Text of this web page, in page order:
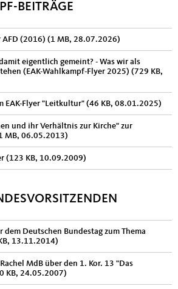
BEITRÄGE
AFD (2016) (1 MB, 28.07.2026)
eigentlich gemeint? - Was wir als
(EAK-Wahlkampf-Flyer 2025) (729 KB,
EAK-Flyer "Leitkultur" (46 KB, 08.01.2025)
und ihr Verhältnis zur Kirche" zur
MB, 06.05.2013)
(123 KB, 10.09.2009)
dem Deutschen Bundestag zum Thema
13.11.2014)
MdB über den 1. Kor. 13 "Das
KB, 24.05.2007)